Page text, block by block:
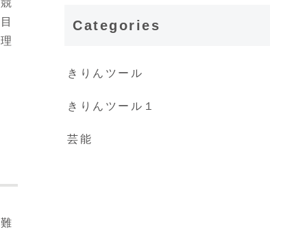
Categories
きりんツール
きりんツール１
芸能